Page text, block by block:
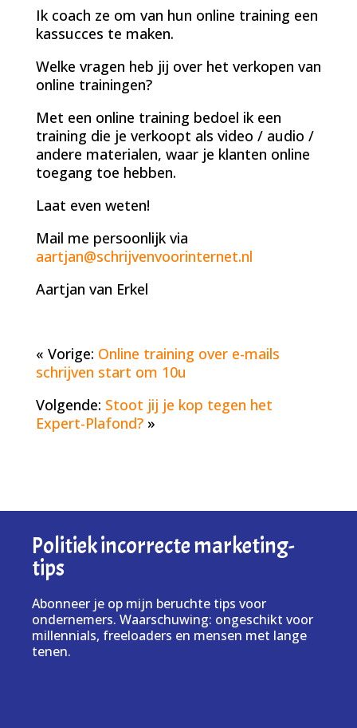
Ik coach ze om van hun online training een
kassucces te maken.
Welke vragen heb jij over het verkopen van
online trainingen?
Met een online training bedoel ik een
training die je verkoopt als video / audio /
andere materialen, waar je klanten online
toegang toe hebben.
Laat even weten!
Mail me persoonlijk via
aartjan@schrijvenvoorinternet.nl
Aartjan van Erkel
« Vorige: Online training over e-mails
schrijven start om 10u
Volgende: Stoot jij je kop tegen het
Expert-Plafond?»
Politiek incorrecte marketing-
tips
Abonneer je op mijn beruchte tips voor
ondernemers. Waarschuwing: ongeschikt voor
millennials, freeloaders en mensen met lange
tenen.